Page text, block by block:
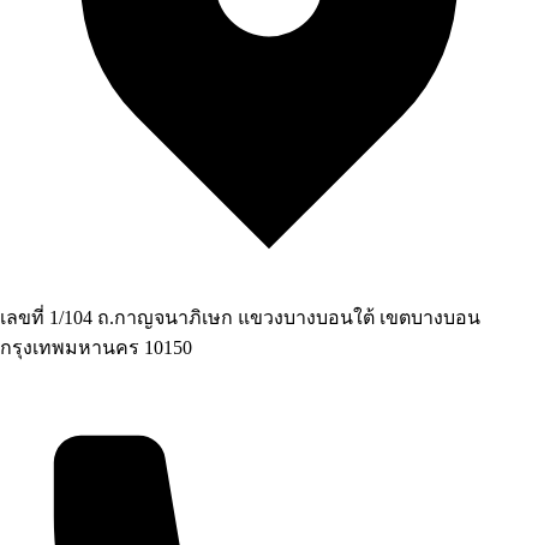
เลขที่ 1/104 ถ.กาญจนาภิเษก แขวงบางบอนใต้ เขตบางบอน
กรุงเทพมหานคร 10150